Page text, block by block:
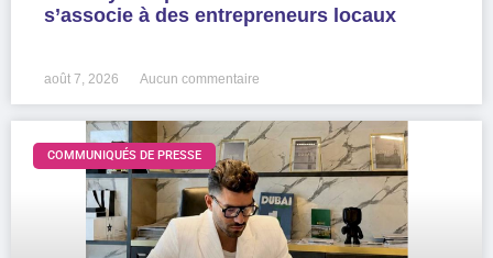
s’associe à des entrepreneurs locaux
août 7, 2026 Aucun commentaire
COMMUNIQUÉS DE PRESSE